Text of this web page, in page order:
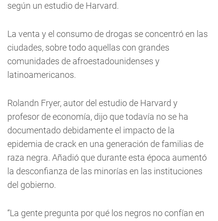
según un estudio de Harvard.
La venta y el consumo de drogas se concentró en las
ciudades, sobre todo aquellas con grandes
comunidades de afroestadounidenses y
latinoamericanos.
Rolandn Fryer, autor del estudio de Harvard y
profesor de economía, dijo que todavía no se ha
documentado debidamente el impacto de la
epidemia de crack en una generación de familias de
raza negra. Añadió que durante esta época aumentó
la desconfianza de las minorías en las instituciones
del gobierno.
“La gente pregunta por qué los negros no confían en